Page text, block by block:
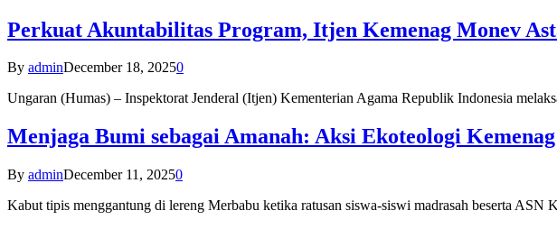
Perkuat Akuntabilitas Program, Itjen Kemenag Monev
By adminDecember 18, 20250
Ungaran (Humas) – Inspektorat Jenderal (Itjen) Kementerian Agama Republik Indonesia
Menjaga Bumi sebagai Amanah: Aksi Ekoteologi
By adminDecember 11, 20250
Kabut tipis menggantung di lereng Merbabu ketika ratusan siswa-siswi madrasah beserta ASN